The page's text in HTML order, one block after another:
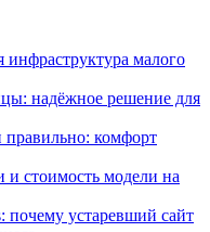
малого
надёжное решение для
комфорт
и стоимость модели на
устаревший сайт